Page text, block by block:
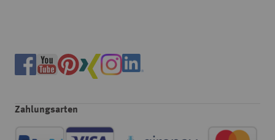
Zahlungsarten